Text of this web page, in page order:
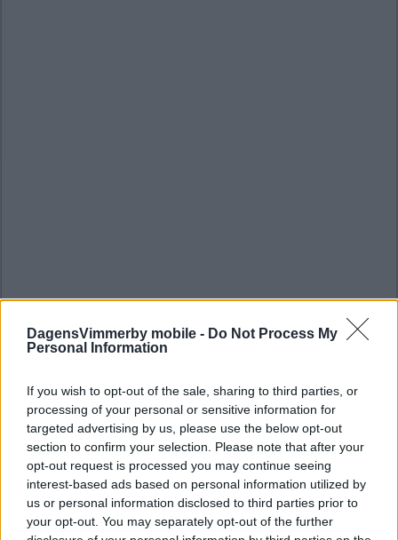
DagensVimmerby mobile - Do Not Process My
Personal Information
If you wish to opt-out of the sale, sharing to third parties, or
processing of your personal or sensitive information for
targeted advertising by us, please use the below opt-out
section to confirm your selection. Please note that after your
opt-out request is processed you may continue seeing
interest-based ads based on personal information utilized by
us or personal information disclosed to third parties prior to
your opt-out. You may separately opt-out of the further